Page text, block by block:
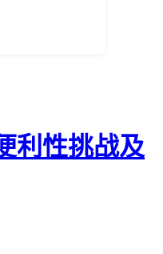
利性挑战及